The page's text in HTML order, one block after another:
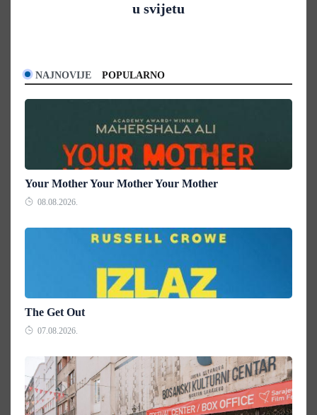
u svijetu
NAJNOVIJE POPULARNO
Your Mother Your Mother Your Mother
08.08.2026.
The Get Out
07.08.2026.